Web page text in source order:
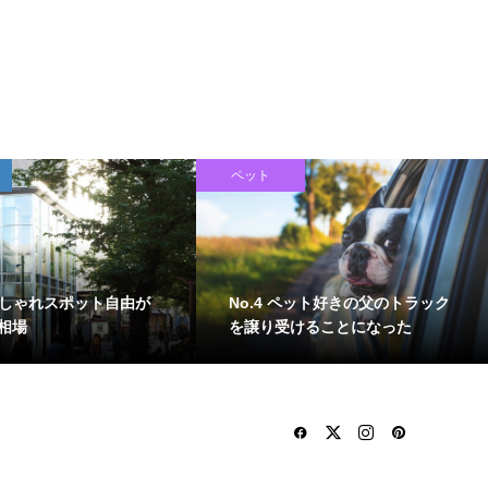
ゃれスポット自由が
場
ペット
No.4 ペット好きの父のトラック
を譲り受けることになった